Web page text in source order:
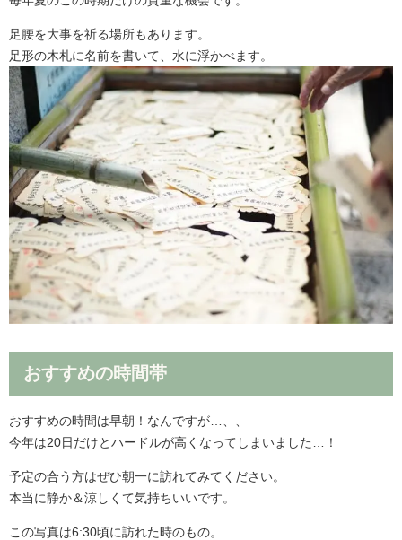
足腰を大事を祈る場所もあります。
足形の木札に名前を書いて、水に浮かべます。
おすすめの時間帯
おすすめの時間は早朝！なんですが…、、
今年は20日だけとハードルが高くなってしまいました…！
予定の合う方はぜひ朝一に訪れてみてください。
本当に静か＆涼しくて気持ちいいです。
この写真は6:30頃に訪れた時のもの。